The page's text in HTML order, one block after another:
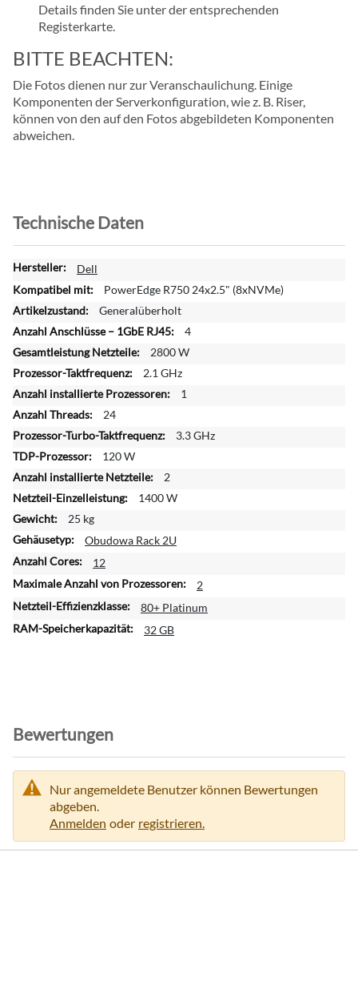
Details finden Sie unter der entsprechenden
Registerkarte.
BITTE BEACHTEN:
Die Fotos dienen nur zur Veranschaulichung. Einige
Komponenten der Serverkonfiguration, wie z. B. Riser,
können von den auf den Fotos abgebildeten Komponenten
abweichen.
Technische Daten
W
e
t
e
r
e
n
f
o
r
a
t
i
o
e
n
Dell
PowerEdge R750 24x2.5" (8xNVMe)
Generalüberholt
4
2800 W
2.1 GHz
1
24
3.3 GHz
120 W
2
1400 W
25 kg
Obudowa Rack 2U
12
2
80+ Platinum
32 GB
Bewertungen
Nur angemeldete Benutzer können Bewertungen
abgeben.
Anmelden oder registrieren.